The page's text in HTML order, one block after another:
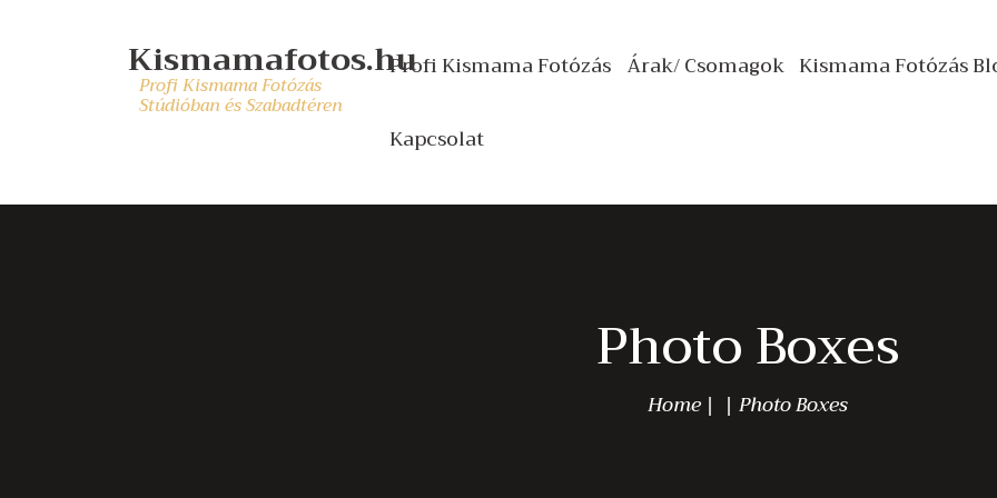
Kismamafotos.hu
Profi Kismama Fotózás
Stúdióban és Szabadtéren
Profi Kismama Fotózás Árak/ Csomagok Kismama Fotózás
Kapcsolat
Photo Boxes
Home Photo Boxes
Kismamafotos.hu
FOTÓZÁS
KISMAMA FOTÓZÁS